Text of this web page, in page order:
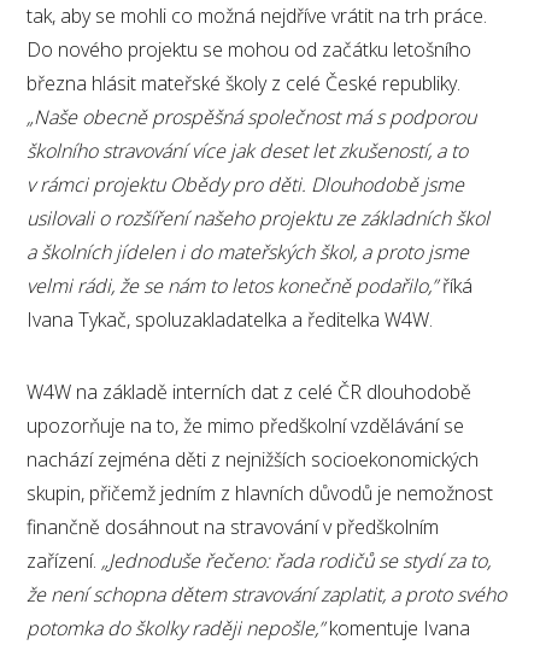
tak, aby se mohli co možná nejdříve vrátit na trh práce.
Do nového projektu se mohou od začátku letošního
března hlásit mateřské školy z celé České republiky.
„Naše obecně prospěšná společnost má s podporou
školního stravování více jak deset let zkušeností, a to
v rámci projektu Obědy pro děti. Dlouhodobě jsme
usilovali o rozšíření našeho projektu ze základních škol
a školních jídelen i do mateřských škol, a proto jsme
velmi rádi, že se nám to letos konečně podařilo,”říká
Ivana Tykač, spoluzakladatelka a ředitelka W4W.
W4W na základě interních dat z celé ČR dlouhodobě
upozorňuje na to, že mimo předškolní vzdělávání se
nachází zejména děti z nejnižších socioekonomických
skupin, přičemž jedním z hlavních důvodů je nemožnost
finančně dosáhnout na stravování v předškolním
zařízení. „Jednoduše řečeno: řada rodičů se stydí za to,
že není schopna dětem stravování zaplatit, a proto svého
potomka do školky raději nepošle,”komentuje Ivana